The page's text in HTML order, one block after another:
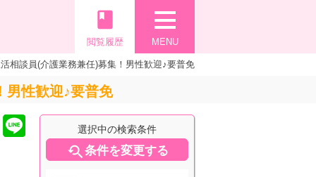
MENU
book
閲覧履歴
相談員(介護業務兼任)募集！男性歓迎♪要普免
男性歓迎♪要普免
選択中の検索条件
条件を変更する